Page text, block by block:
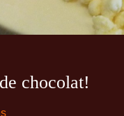
chocolat!